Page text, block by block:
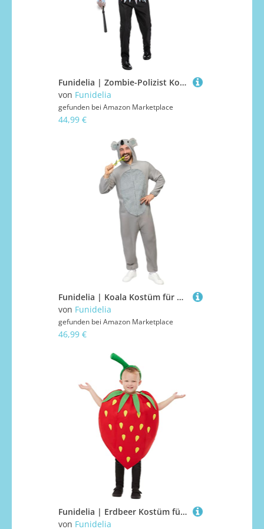
Funidelia | Zombie-Polizist Kostüm für Herren Untoter, Halloween, Horror - Kostüm für Erwachsene & Verkleidung für Partys, Karneval & Halloween - Größe L - Blau
von Funidelia
gefunden bei Amazon Marketplace
44,99 €
Funidelia | Koala Kostüm für Herren und Damen Tiere, Koala - Kostüm für Erwachsene & Verkleidung für Partys, Karneval & Halloween - Größe L - XL - Grau/Silber
von Funidelia
gefunden bei Amazon Marketplace
46,99 €
Funidelia | Erdbeer Kostüm für Jungen und Mädchen Größe 3-6 Jahre Obst, Essen - Farben: Rot, Zubehör für Kostüm - Lustige Kostüme für deine Partys
von Funidelia